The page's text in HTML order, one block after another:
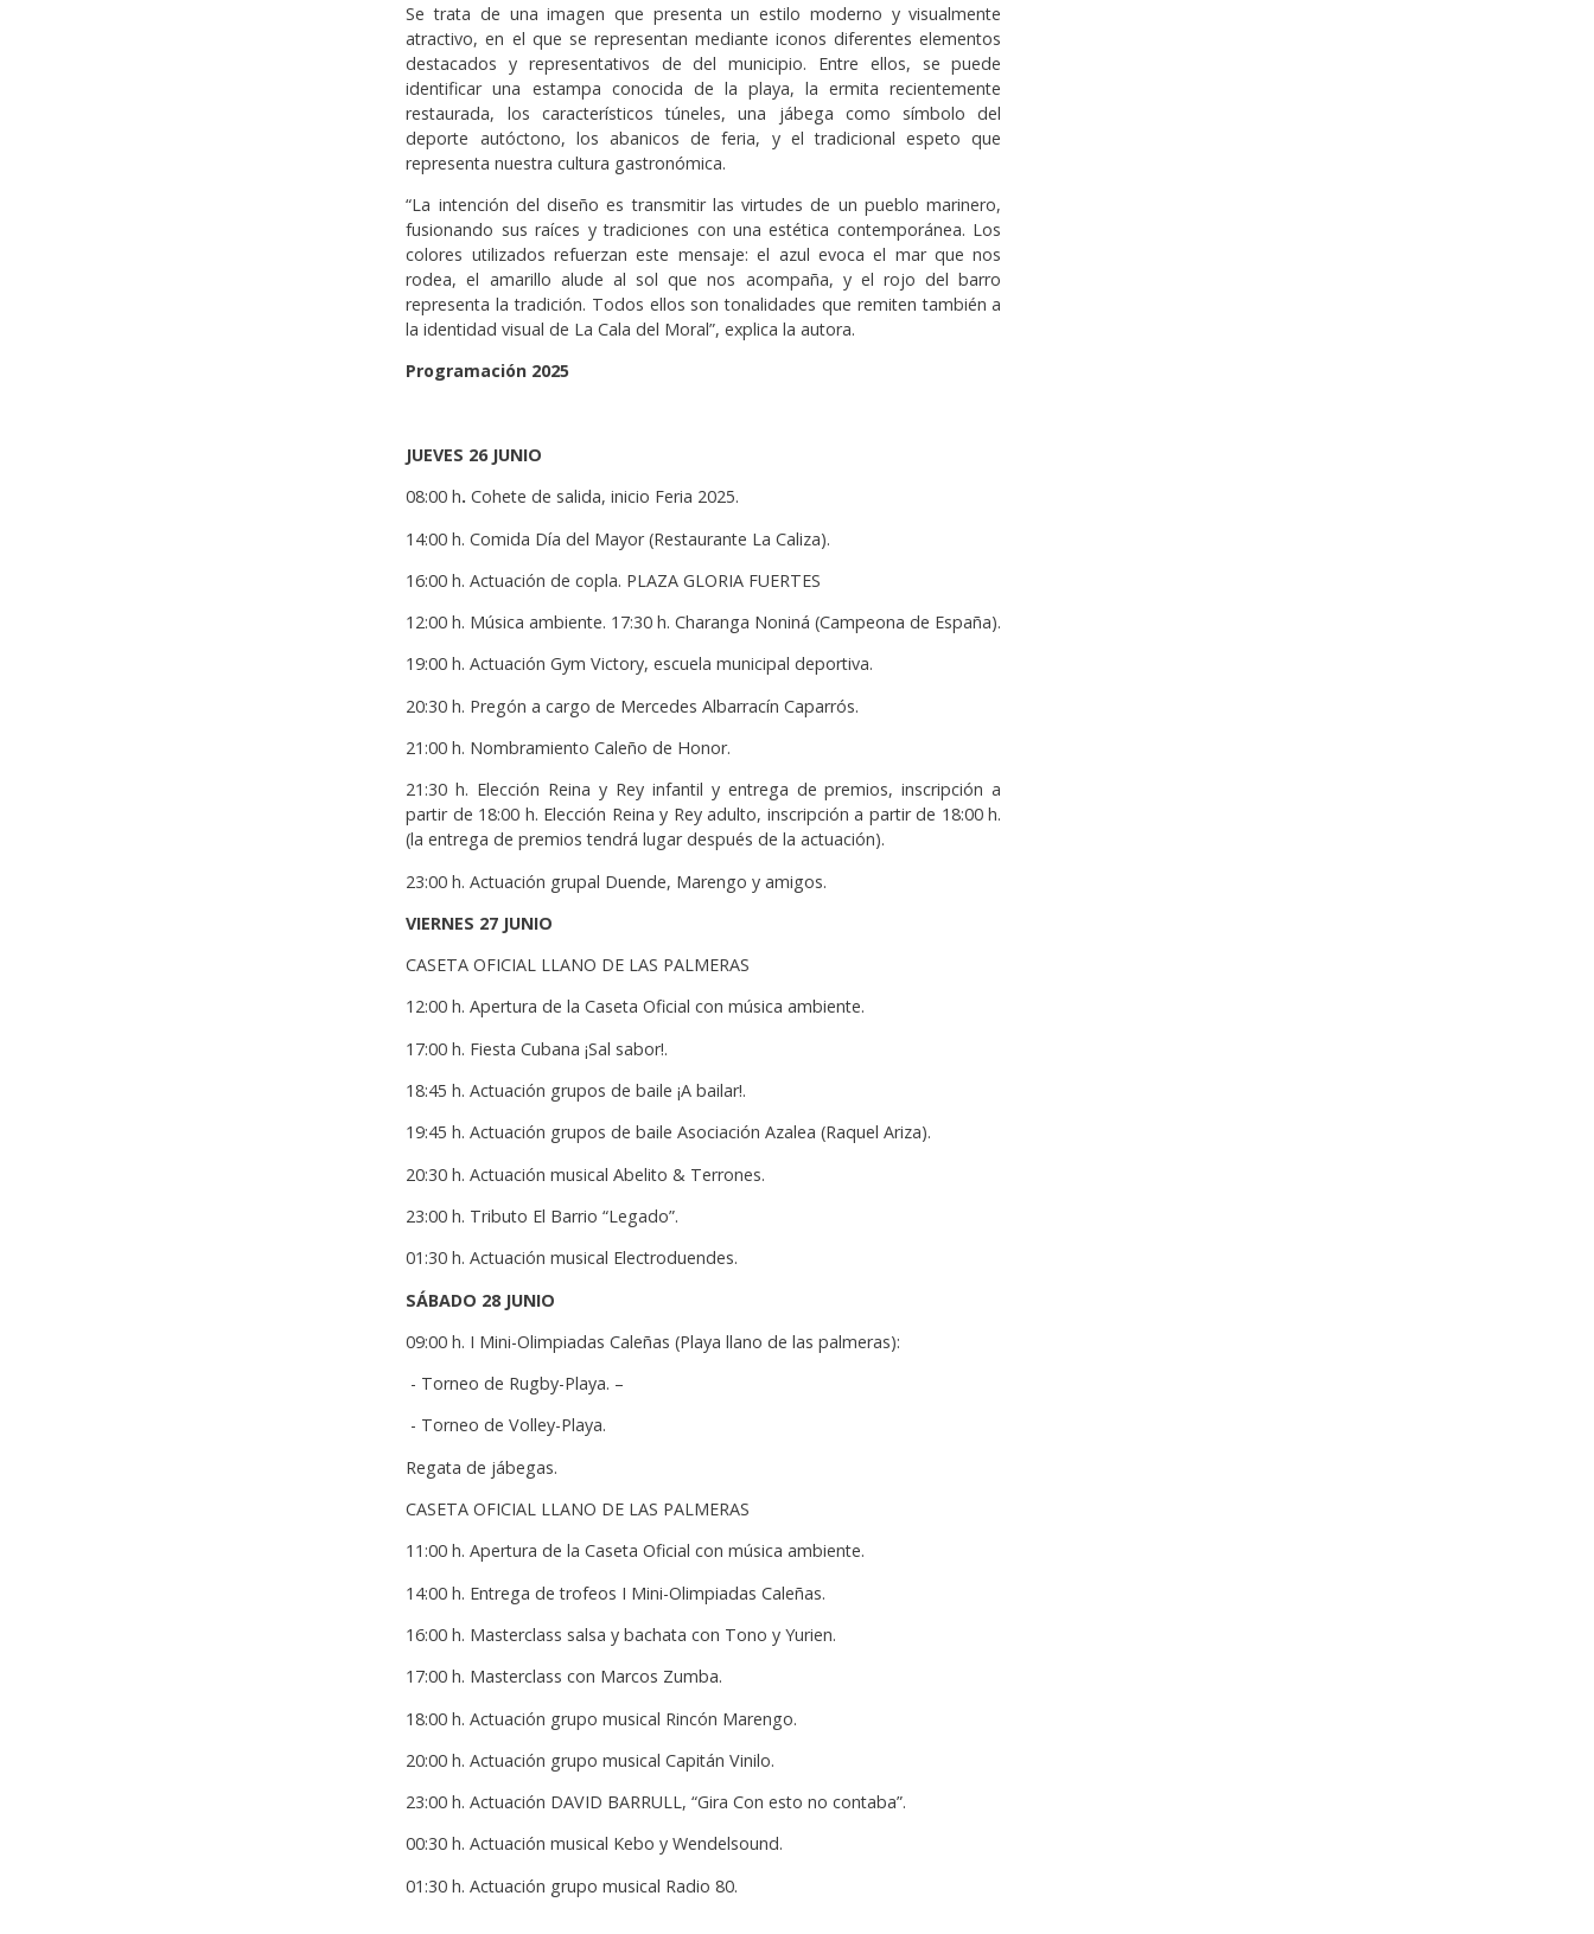
Se trata de una imagen que presenta un estilo moderno y visualmente
atractivo, en el que se representan mediante iconos diferentes elementos
destacados y representativos de del municipio. Entre ellos, se puede
identificar una estampa conocida de la playa, la ermita recientemente
restaurada, los característicos túneles, una jábega como símbolo del
deporte autóctono, los abanicos de feria, y el tradicional espeto que
representa nuestra cultura gastronómica.
“La intención del diseño es transmitir las virtudes de un pueblo marinero,
fusionando sus raíces y tradiciones con una estética contemporánea. Los
colores utilizados refuerzan este mensaje: el azul evoca el mar que nos
rodea, el amarillo alude al sol que nos acompaña, y el rojo del barro
representa la tradición. Todos ellos son tonalidades que remiten también a
la identidad visual de La Cala del Moral”, explica la autora.
Programación 2025
JUEVES 26 JUNIO
08:00 h.Cohete de salida, inicio Feria 2025.
14:00 h. Comida Día del Mayor (Restaurante La Caliza).
16:00 h. Actuación de copla. PLAZA GLORIA FUERTES
12:00 h. Música ambiente. 17:30 h. Charanga Noniná (Campeona de España).
19:00 h. Actuación Gym Victory, escuela municipal deportiva.
20:30 h. Pregón a cargo de Mercedes Albarracín Caparrós.
21:00 h. Nombramiento Caleño de Honor.
21:30 h. Elección Reina y Rey infantil y entrega de premios, inscripción a
partir de 18:00 h. Elección Reina y Rey adulto, inscripción a partir de 18:00 h.
(la entrega de premios tendrá lugar después de la actuación).
23:00 h. Actuación grupal Duende, Marengo y amigos.
VIERNES 27 JUNIO
CASETA OFICIAL LLANO DE LAS PALMERAS
12:00 h. Apertura de la Caseta Oficial con música ambiente.
17:00 h. Fiesta Cubana ¡Sal sabor!.
18:45 h. Actuación grupos de baile ¡A bailar!.
19:45 h. Actuación grupos de baile Asociación Azalea (Raquel Ariza).
20:30 h. Actuación musical Abelito & Terrones.
23:00 h. Tributo El Barrio “Legado”.
01:30 h. Actuación musical Electroduendes.
SÁBADO 28 JUNIO
09:00 h. I Mini-Olimpiadas Caleñas (Playa llano de las palmeras):
- Torneo de Rugby-Playa. –
- Torneo de Volley-Playa.
Regata de jábegas.
CASETA OFICIAL LLANO DE LAS PALMERAS
11:00 h. Apertura de la Caseta Oficial con música ambiente.
14:00 h. Entrega de trofeos I Mini-Olimpiadas Caleñas.
16:00 h. Masterclass salsa y bachata con Tono y Yurien.
17:00 h. Masterclass con Marcos Zumba.
18:00 h. Actuación grupo musical Rincón Marengo.
20:00 h. Actuación grupo musical Capitán Vinilo.
23:00 h. Actuación DAVID BARRULL, “Gira Con esto no contaba”.
00:30 h. Actuación musical Kebo y Wendelsound.
01:30 h. Actuación grupo musical Radio 80.